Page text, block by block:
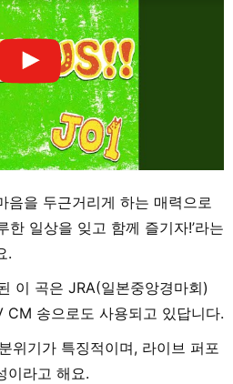
음을 두근거리게 하는 매력으로
한 일상을 잊고 함께 즐기자!’라는
.
이 곡은 JRA(일본중앙경마회)
CM 송으로도 사용되고 있답니다.
위기가 특징적이며, 라이브 퍼포
이라고 해요.